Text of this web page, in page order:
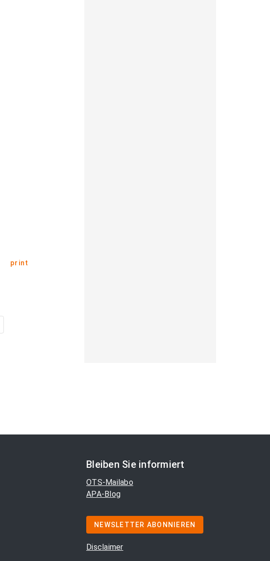
print
Bleiben Sie informiert
OTS-Mailabo
APA-Blog
NEWSLETTER ABONNIEREN
Disclaimer